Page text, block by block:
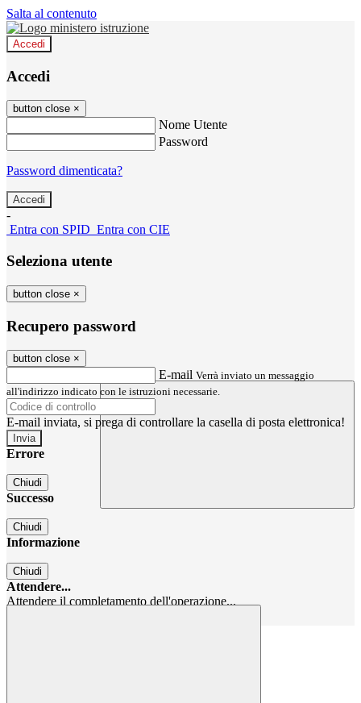
Salta al contenuto
Accedi
Accedi
button close ×
Nome Utente
Password
Password dimenticata?
-
Entra con SPID Entra con CIE
Seleziona utente
button close ×
Recupero password
button close ×
E-mail Verrà inviato un messaggio
all'indirizzo indicato con le istruzioni necessarie.
E-mail inviata, si prega di controllare la casella di posta elettronica!
Errore
Chiudi
Successo
Chiudi
Informazione
Chiudi
Attendere...
Attendere il completamento dell'operazione...